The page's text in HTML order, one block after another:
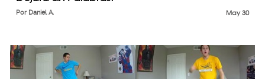
May 30
Por Daniel A.